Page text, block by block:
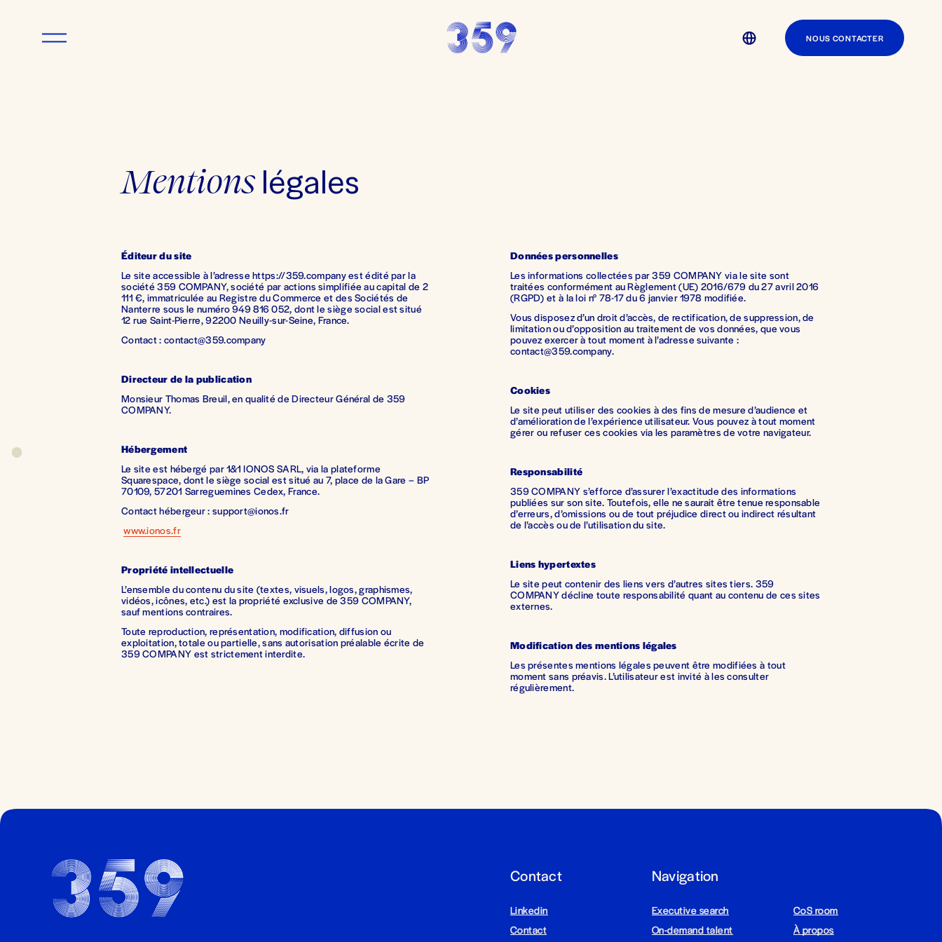
NOUS CONTACTER
O
u
Mentions légales
Éditeur du site
Le site accessible à l’adresse https://359.company est édité par la
société 359 COMPANY, société par actions simplifiée au capital de 2
111 €, immatriculée au Registre du Commerce et des Sociétés de
Nanterre sous le numéro 949 816 052, dont le siège social est situé
12 rue Saint-Pierre, 92200 Neuilly-sur-Seine, France.
Contact : contact@359.company
Directeur de la publication
Monsieur Thomas Breuil, en qualité de Directeur Général de 359
COMPANY.
Hébergement
Le site est hébergé par 1&1 IONOS SARL, via la plateforme
Squarespace, dont le siège social est situé au 7, place de la Gare – BP
70109, 57201 Sarreguemines Cedex, France.
Contact hébergeur : support@ionos.fr
www.ionos.fr
Propriété intellectuelle
L’ensemble du contenu du site (textes, visuels, logos, graphismes,
vidéos, icônes, etc.) est la propriété exclusive de 359 COMPANY,
sauf mentions contraires.
Toute reproduction, représentation, modification, diffusion ou
exploitation, totale ou partielle, sans autorisation préalable écrite de
359 COMPANY est strictement interdite.
Données personnelles
Les informations collectées par 359 COMPANY via le site sont
traitées conformément au Règlement (UE) 2016/679 du 27 avril 2016
(RGPD) et à la loi n° 78-17 du 6 janvier 1978 modifiée.
Vous disposez d’un droit d’accès, de rectification, de suppression, de
limitation ou d’opposition au traitement de vos données, que vous
pouvez exercer à tout moment à l’adresse suivante :
contact@359.company.
Cookies
Le site peut utiliser des cookies à des fins de mesure d’audience et
d’amélioration de l’expérience utilisateur. Vous pouvez à tout moment
gérer ou refuser ces cookies via les paramètres de votre navigateur.
Responsabilité
359 COMPANY s’efforce d’assurer l’exactitude des informations
publiées sur son site. Toutefois, elle ne saurait être tenue responsable
d’erreurs, d’omissions ou de tout préjudice direct ou indirect résultant
de l’accès ou de l’utilisation du site.
Liens hypertextes
Le site peut contenir des liens vers d’autres sites tiers. 359
COMPANY décline toute responsabilité quant au contenu de ces sites
externes.
Modification des mentions légales
Les présentes mentions légales peuvent être modifiées à tout
moment sans préavis. L’utilisateur est invité à les consulter
régulièrement.
Contact
Linkedin
Contact
Navigation
Executive search
On-demand talent
CoS room
À propos